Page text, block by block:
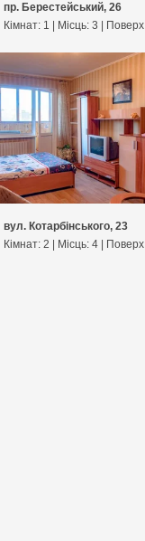
пр. Берестейський, 26
Кімнат: 1 | Місць: 3 |
вул. Котарбінського, 23
Кімнат: 2 | Місць: 4 |